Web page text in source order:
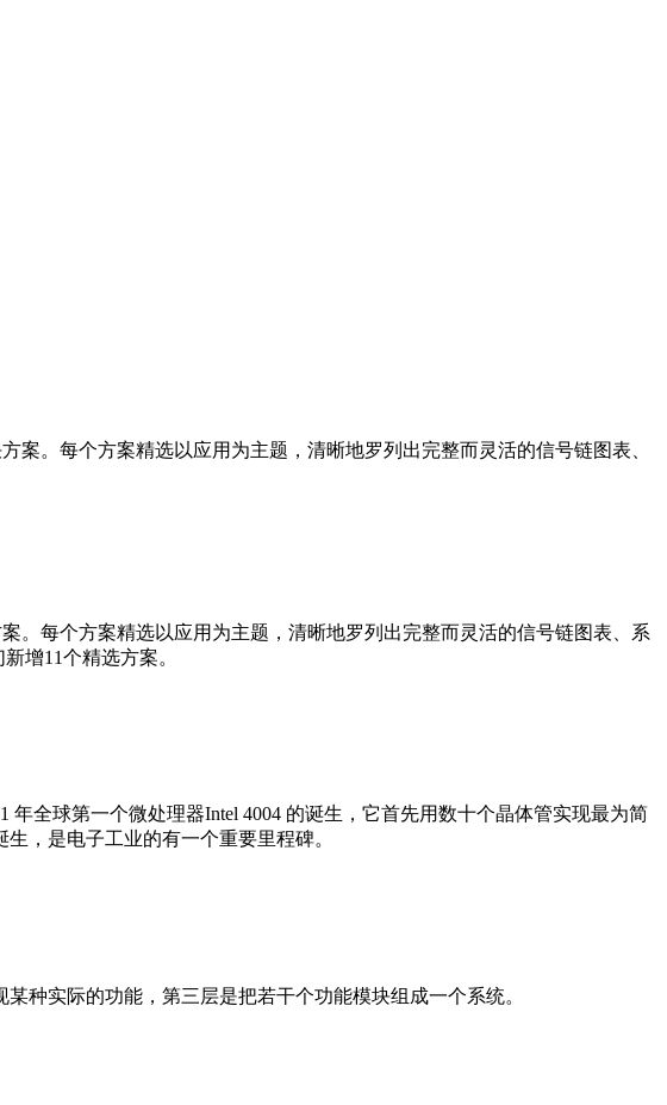
。每个方案精选以应用为主题，清晰地罗列出完整而灵活的信号链图表、
。每个方案精选以应用为主题，清晰地罗列出完整而灵活的信号链图表、系
增11个精选方案。
全球第一个微处理器Intel 4004 的诞生，它首先用数十个晶体管实现最为简
，是电子工业的有一个重要里程碑。
种实际的功能，第三层是把若干个功能模块组成一个系统。